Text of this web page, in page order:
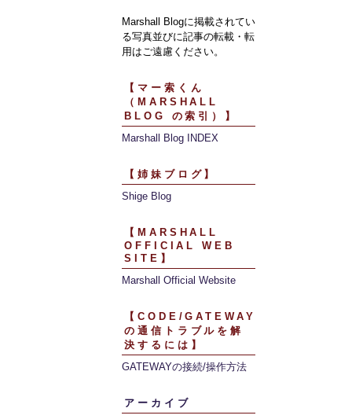
Marshall Blogに掲載されてい
る写真並びに記事の転載・転
用はご遠慮ください。
【マー索くん
（MARSHALL
BLOG の索引）】
Marshall Blog INDEX
【姉妹ブログ】
Shige Blog
【MARSHALL
OFFICIAL WEB
SITE】
Marshall Official Website
【CODE/GATEWAY
の通信トラブルを解
決するには】
GATEWAYの接続/操作方法
アーカイブ